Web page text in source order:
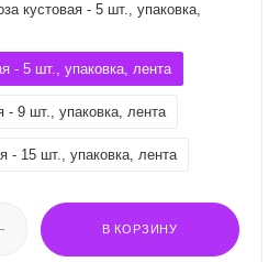
кустовая - 5 шт., упаковка,
- 5 шт., упаковка, лента
- 9 шт., упаковка, лента
- 15 шт., упаковка, лента
В КОРЗИНУ